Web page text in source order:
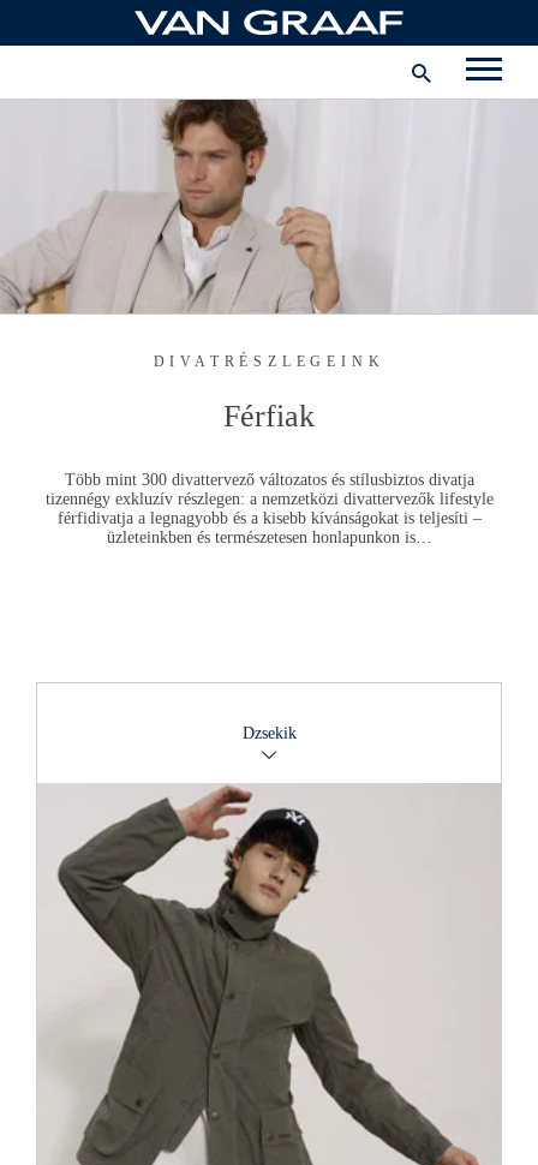
tartalomhoz
Karrier
Magyarország
DIVATRÉSZLEGEINK
Férfiak
Több mint 300 divattervező változatos és stílusbiztos divatja
tizennégy exkluzív részlegen: a nemzetközi divattervezők lifestyle
férfidivatja a legnagyobb és a kisebb kívánságokat is teljesíti –
üzleteinkben és természetesen honlapunkon is…
Dzsekik